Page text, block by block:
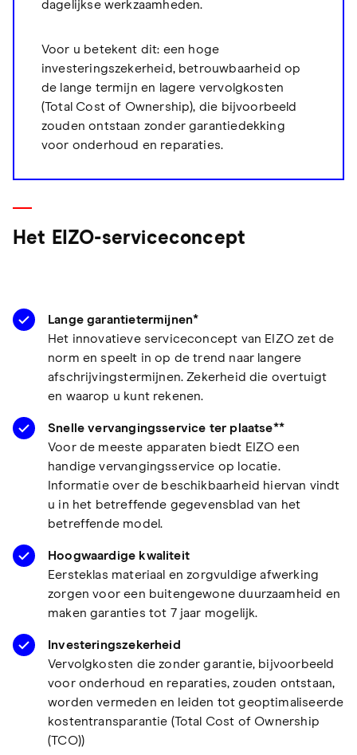
dagelijkse werkzaamheden.
Voor u betekent dit: een hoge
investeringszekerheid, betrouwbaarheid op
de lange termijn en lagere vervolgkosten
(Total Cost of Ownership), die bijvoorbeeld
zouden ontstaan zonder garantiedekking
voor onderhoud en reparaties.
Het EIZO-serviceconcept
Lange garantietermijnen*
Het innovatieve serviceconcept van EIZO zet de
norm en speelt in op de trend naar langere
afschrijvingstermijnen. Zekerheid die overtuigt
en waarop u kunt rekenen.
Snelle vervangingsservice ter plaatse**
Voor de meeste apparaten biedt EIZO een
handige vervangingsservice op locatie.
Informatie over de beschikbaarheid hiervan vindt
u in het betreffende gegevensblad van het
betreffende model.
Hoogwaardige kwaliteit
Eersteklas materiaal en zorgvuldige afwerking
zorgen voor een buitengewone duurzaamheid en
maken garanties tot 7 jaar mogelijk.
Investeringszekerheid
Vervolgkosten die zonder garantie, bijvoorbeeld
voor onderhoud en reparaties, zouden ontstaan,
worden vermeden en leiden tot geoptimaliseerde
kostentransparantie (Total Cost of Ownership
(TCO))